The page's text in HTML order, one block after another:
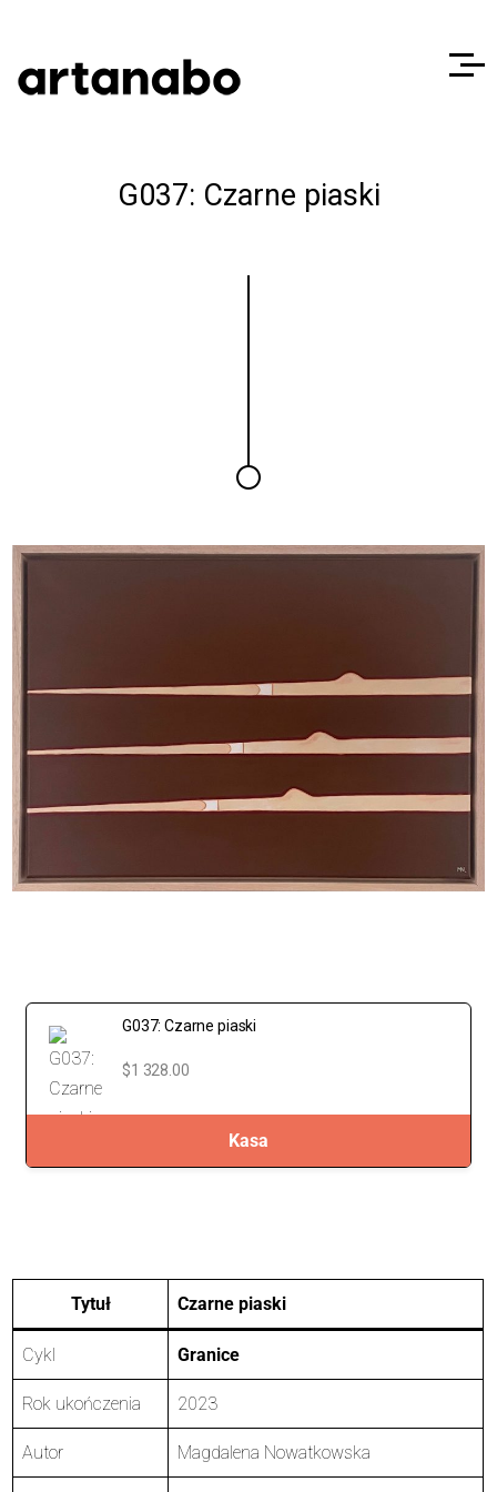
G037: Czarne piaski
G037: Czarne piaski
$1 328.00
Kasa
Tytuł Czarne piaski
Cykl Granice
Rok ukończenia 2023
Autor Magdalena Nowatkowska